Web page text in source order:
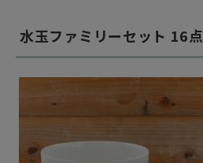
水玉ファミリーセット 16点